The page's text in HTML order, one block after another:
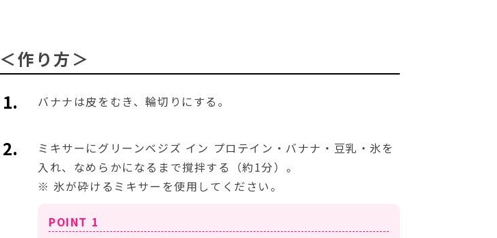
＜作り方＞
バナナは皮をむき、輪切りにする。
ミキサーにグリーンベジズ イン プロテイン・バナナ・豆乳・氷を
入れ、なめらかになるまで撹拌する（約1分）。
※ 氷が砕けるミキサーを使用してください。